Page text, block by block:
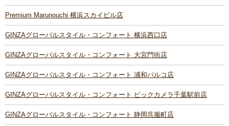
Premium Marunouchi 横浜スカイビル店
GINZAグローバルスタイル・コンフォート 横浜西口店
GINZAグローバルスタイル・コンフォート 大宮門街店
GINZAグローバルスタイル・コンフォート 浦和パルコ店
GINZAグローバルスタイル・コンフォート ビックカメラ千葉駅前店
GINZAグローバルスタイル・コンフォート 静岡呉服町店